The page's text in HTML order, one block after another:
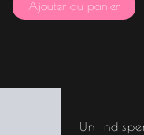
Ajouter au panier
Un